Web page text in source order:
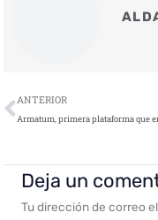
Ant
ANTERIOR
Deja un
Tu dirección de correo